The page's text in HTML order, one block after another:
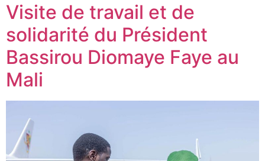
Visite de travail et de
solidarité du Président
Bassirou Diomaye Faye au
Mali